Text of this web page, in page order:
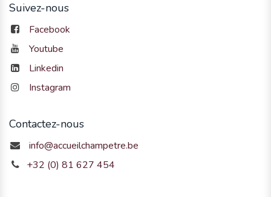
Suivez-nous
Facebook
Youtube
Linkedin
Instagram
Contactez-nous
info@accueilchampetre.be
+32 (0) 81 627 454